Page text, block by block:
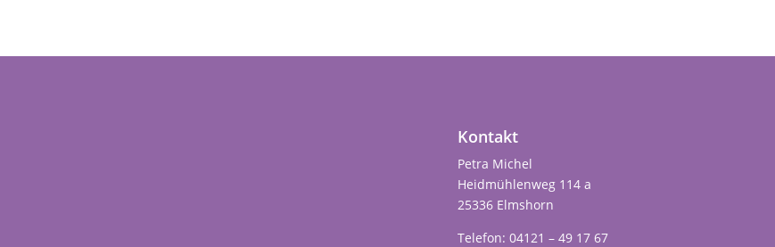
Kontakt
Petra Michel
Heidmühlenweg 114 a
25336 Elmshorn
Telefon: 04121 – 49 17 67